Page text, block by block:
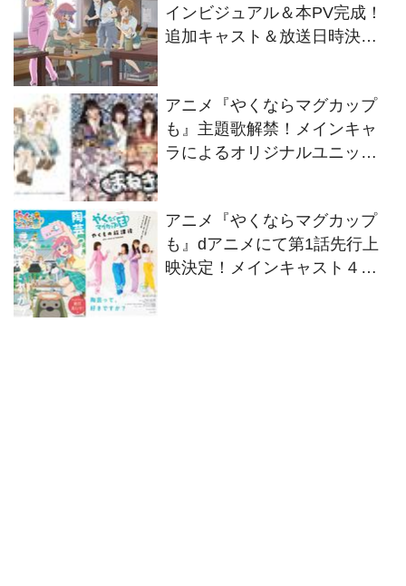
インビジュアル＆本PV完成！
追加キャスト＆放送日時決
アニメ『やくならマグカップ
も』主題歌解禁！メインキャ
ラによるオリジナルユニット
アニメ『やくならマグカップ
も』dアニメにて第1話先行上
映決定！メインキャスト４人